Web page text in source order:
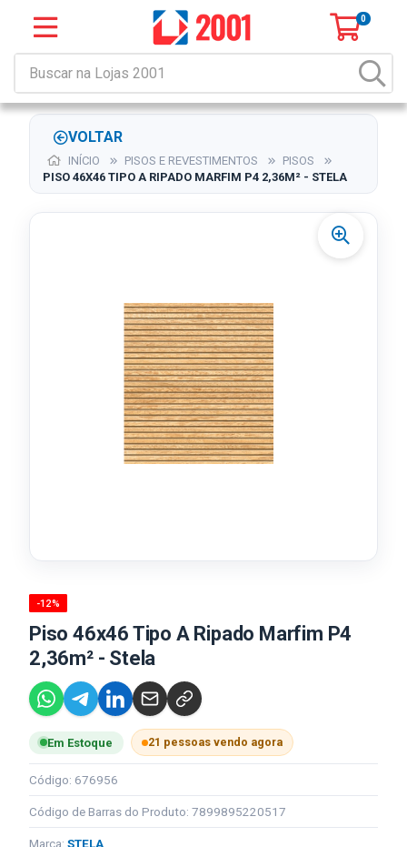
0
VOLTAR
INÍCIO PISOS E REVESTIMENTOS
PISOS
PISO 46X46 TIPO A RIPADO MARFIM P4 2,36M² - STELA
-12%
Piso 46x46 Tipo A Ripado Marfim P4
2,36m² - Stela
Em Estoque 21 pessoas vendo agora
Código: 676956
Código de Barras do Produto: 7899895220517
Marca: STELA